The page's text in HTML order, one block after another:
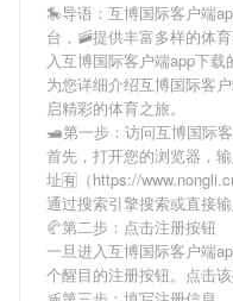
🎠导语： 互博国际客户端
台，🚠提供丰富多样的体
入互博国际客户端app下载
为您详细介绍互博国际客
启精彩的体育之旅。
🛥第一步：访问互博国际
首先，打开您的浏览器，
址🈶（https://
通过搜索引擎搜索或直接输
🥐第二步：点击注册按钮
一旦进入互博国际客户端
个醒目的注册按钮。点击